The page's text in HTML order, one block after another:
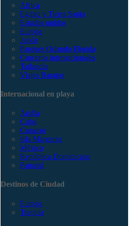
Africa
Egipto y Tierra Santa
Estados unidos
Europa
Japón
Parques Orlando Florida
Cruceros internacionales
Tailandia
Viajes Baratos
Internacional en playa
Aruba
Cuba
Curacao
Isla Margarita
México
República Dominicana
Panamá
Destinos de Ciudad
Europa
Turquía